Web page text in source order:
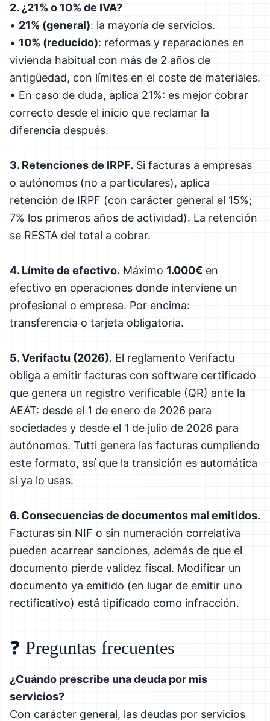
2. ¿21% o 10% de IVA?
• 21% (general): la mayoría de servicios.
• 10% (reducido): reformas y reparaciones en
vivienda habitual con más de 2 años de
antigüedad, con límites en el coste de materiales.
• En caso de duda, aplica 21%: es mejor cobrar
correcto desde el inicio que reclamar la
diferencia después.
3. Retenciones de IRPF. Si facturas a empresas
o autónomos (no a particulares), aplica
retención de IRPF (con carácter general el 15%;
7% los primeros años de actividad). La retención
se RESTA del total a cobrar.
4. Límite de efectivo. Máximo 1.000€ en
efectivo en operaciones donde interviene un
profesional o empresa. Por encima:
transferencia o tarjeta obligatoria.
5. Verifactu (2026). El reglamento Verifactu
obliga a emitir facturas con software certificado
que genera un registro verificable (QR) ante la
AEAT: desde el 1 de enero de 2026 para
sociedades y desde el 1 de julio de 2026 para
autónomos. Tutti genera las facturas cumpliendo
este formato, así que la transición es automática
si ya lo usas.
6. Consecuencias de documentos mal emitidos.
Facturas sin NIF o sin numeración correlativa
pueden acarrear sanciones, además de que el
documento pierde validez fiscal. Modificar un
documento ya emitido (en lugar de emitir uno
rectificativo) está tipificado como infracción.
❓ Preguntas frecuentes
¿Cuándo prescribe una deuda por mis
servicios?
Con carácter general, las deudas por servicios